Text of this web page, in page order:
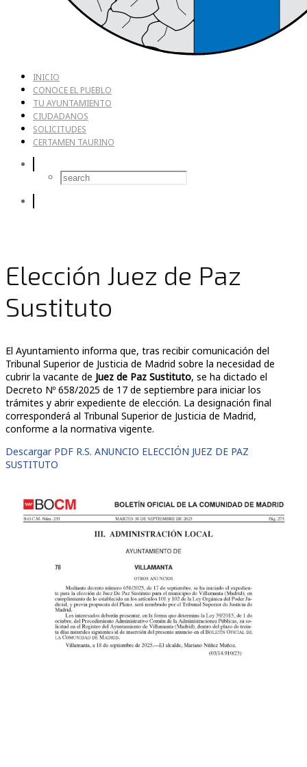
INICIO
CONOCE EL PUEBLO
TU AYUNTAMIENTO
CIUDADANOS
SOLICITUDES
CERTAMEN TAURINO
Elección Juez de Paz
Sustituto
El Ayuntamiento informa que, tras recibir comunicación del
Tribunal Superior de Justicia de Madrid sobre la necesidad de
cubrir la vacante de Juez de Paz Sustituto, se ha dictado el
Decreto Nº 658/2025 de 17 de septiembre para iniciar los
trámites y abrir expediente de elección. La designación final
corresponderá al Tribunal Superior de Justicia de Madrid,
conforme a la normativa vigente.
Descargar PDF R.S. ANUNCIO ELECCIÓN JUEZ DE PAZ
SUSTITUTO